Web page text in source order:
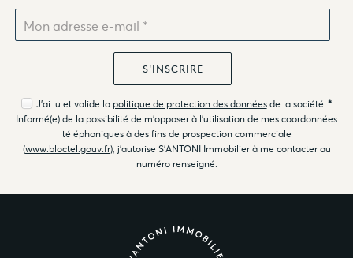
J'ai lu et valide la politique de protection des donnéesde la société. *
Informé(e) de la possibilité de m'opposer à l'utilisation de mes coordonnées
téléphoniques à des fins de prospection commerciale
(www.bloctel.gouv.fr), j'autorise S'ANTONI Immobilier à me contacter au
numéro renseigné.